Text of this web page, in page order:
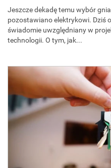
Jeszcze dekadę temu wybór
pozostawiano elektrykowi. Dziś
świadomie uwzględniany w
technologii. O tym, jak...